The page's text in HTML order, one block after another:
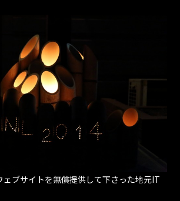
ェブサイトを無償提供して下さった地元IT